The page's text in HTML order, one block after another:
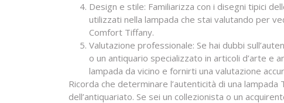
Design e stile: Familiarizza con i disegni tipici
utilizzati nella lampada che stai valutando per
Comfort Tiffany.
Valutazione professionale: Se hai dubbi
o un antiquario specializzato in articoli d’arte e
lampada da vicino e fornirti una valutazione
Ricorda che determinare l’autenticità di una
dell’antiquariato. Se sei un collezionista o un